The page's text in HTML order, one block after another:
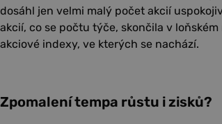
dosáhl jen velmi malý počet akcií
akcií, co se počtu týče, skončila v
akciové indexy, ve kterých se nachází.
Zpomalení tempa růstu i zisků?